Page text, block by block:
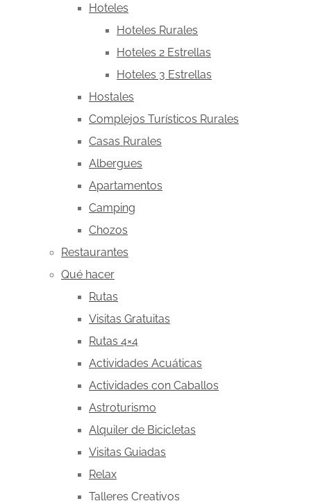
Hoteles
Hoteles Rurales
Hoteles 2 Estrellas
Hoteles 3 Estrellas
Hostales
Complejos Turísticos Rurales
Casas Rurales
Albergues
Apartamentos
Camping
Chozos
Restaurantes
Qué hacer
Rutas
Visitas Gratuitas
Rutas 4×4
Actividades Acuáticas
Actividades con Caballos
Astroturismo
Alquiler de Bicicletas
Visitas Guiadas
Relax
Talleres Creativos